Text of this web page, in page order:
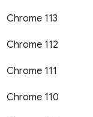
Chrome 113
Chrome 112
Chrome 111
Chrome 110